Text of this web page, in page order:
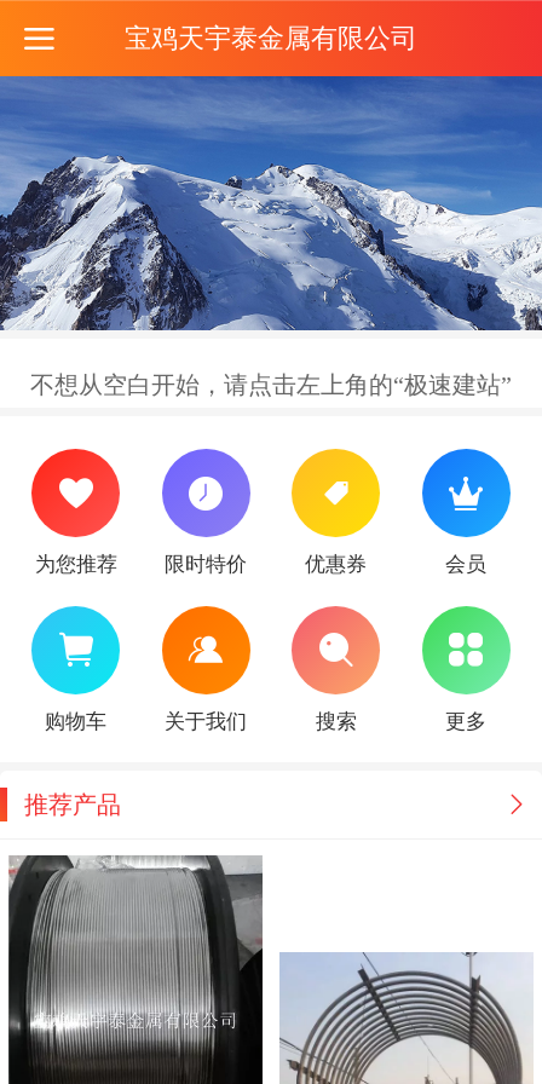
宝鸡天宇泰金属有限公司
不想从空白开始，请点击左上角的“极速建站”
为您推荐 限时特价 优惠券 会员
购物车 关于我们 搜索 更多
推荐产品